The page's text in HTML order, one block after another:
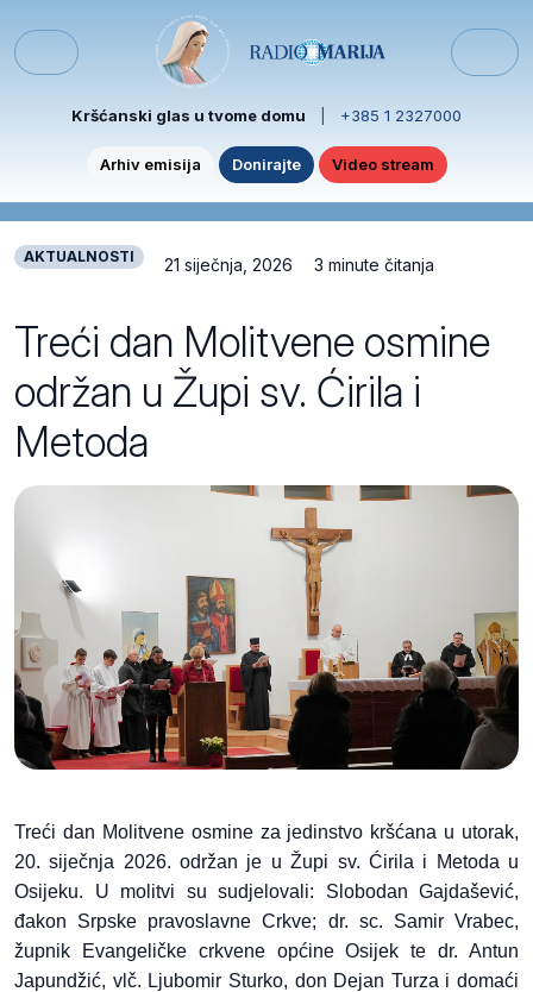
Menu
Kršćanski glas u tvome domu +385 1 2327000
Arhiv emisija Donirajte Video stream
AKTUALNOSTI 21 siječnja, 2026 3 minute čitanja
Treći dan Molitvene osmine
održan u Župi sv. Ćirila i
Metoda
Treći dan Molitvene osmine za jedinstvo kršćana u utorak,
20. siječnja 2026. održan je u Župi sv. Ćirila i Metoda u
Osijeku. U molitvi su sudjelovali: Slobodan Gajdašević,
đakon Srpske pravoslavne Crkve; dr. sc. Samir Vrabec,
župnik Evangeličke crkvene općine Osijek te dr. Antun
Japundžić, vlč. Ljubomir Sturko, don Dejan Turza i domaći